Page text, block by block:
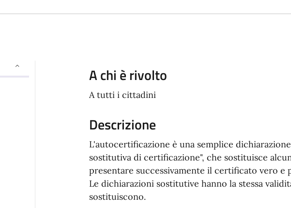
A chi è rivolto
A tutti i cittadini
Descrizione
L'autocertificazione è una semplice
sostitutiva di certificazione", che sostituisce
presentare successivamente il certificato vero e
Le dichiarazioni sostitutive hanno la stessa
sostituiscono.